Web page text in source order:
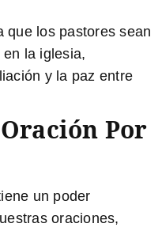
que los pastores sean
la iglesia,
y la paz entre
Por
un poder
oraciones,